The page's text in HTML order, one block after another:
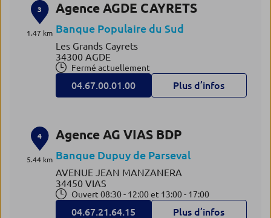
3
1.47 km
Agence AGDE CAYRETS
Banque Populaire du Sud
Les Grands Cayrets
34300 AGDE
Fermé actuellement
04.67.00.01.00 Plus d’infos
4
5.44 km
Agence AG VIAS BDP
Banque Dupuy de Parseval
AVENUE JEAN MANZANERA
34450 VIAS
Ouvert 08:30 - 12:00 et 13:00 - 17:00
04.67.21.64.15 Plus d’infos